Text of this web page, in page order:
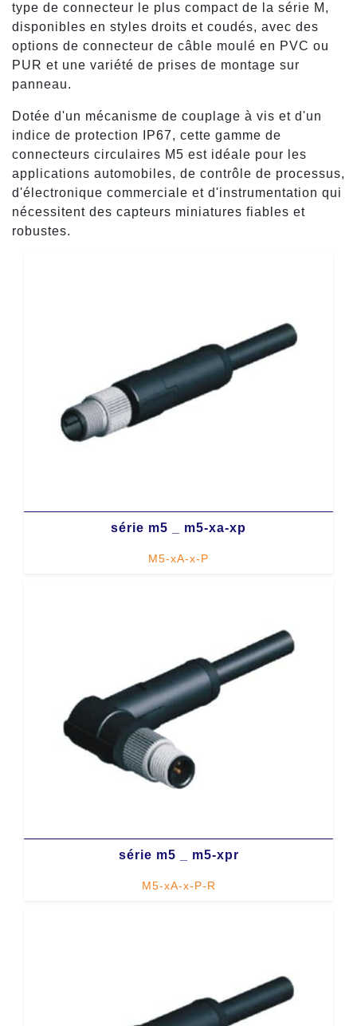
type de connecteur le plus compact de la série M,
disponibles en styles droits et coudés, avec des
options de connecteur de câble moulé en PVC ou
PUR et une variété de prises de montage sur
panneau.
Dotée d'un mécanisme de couplage à vis et d'un
indice de protection IP67, cette gamme de
connecteurs circulaires M5 est idéale pour les
applications automobiles, de contrôle de processus,
d'électronique commerciale et d'instrumentation qui
nécessitent des capteurs miniatures fiables et
robustes.
série m5 _ m5-xa-xp
M5-xA-x-P
série m5 _ m5-xpr
M5-xA-x-P-R